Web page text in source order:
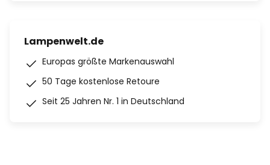
Lampenwelt.de
Europas größte Markenauswahl
50 Tage kostenlose Retoure
Seit 25 Jahren Nr. 1 in Deutschland